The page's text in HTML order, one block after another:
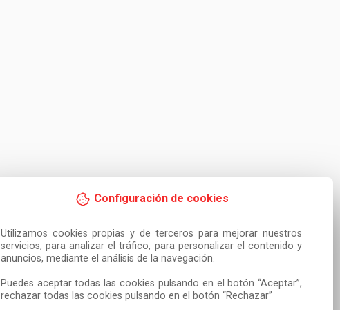
Configuración de cookies
Utilizamos cookies propias y de terceros para mejorar nuestros
servicios, para analizar el tráfico, para personalizar el contenido y
anuncios, mediante el análisis de la navegación.
Puedes aceptar todas las cookies pulsando en el botón “Aceptar”,
rechazar todas las cookies pulsando en el botón “Rechazar”